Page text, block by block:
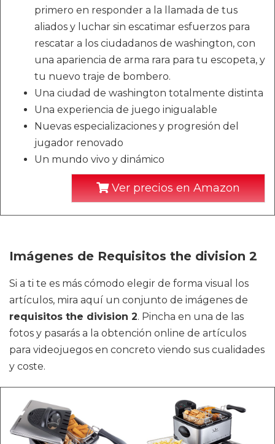
primero en responder a la llamada de tus
aliados y luchar sin escatimar esfuerzos para
rescatar a los ciudadanos de washington, con
una apariencia de arma rara para tu escopeta, y
tu nuevo traje de bombero.
Una ciudad de washington totalmente distinta
Una experiencia de juego inigualable
Nuevas especializaciones y progresión del
jugador renovado
Un mundo vivo y dinámico
Ver precios en Amazon
Imágenes de Requisitos the division 2
Si a ti te es más cómodo elegir de forma visual los
artículos, mira aquí un conjunto de imágenes de
requisitos the division 2. Pincha en una de las
fotos y pasarás a la obtención online de artículos
para videojuegos en concreto viendo sus cualidades
y coste.